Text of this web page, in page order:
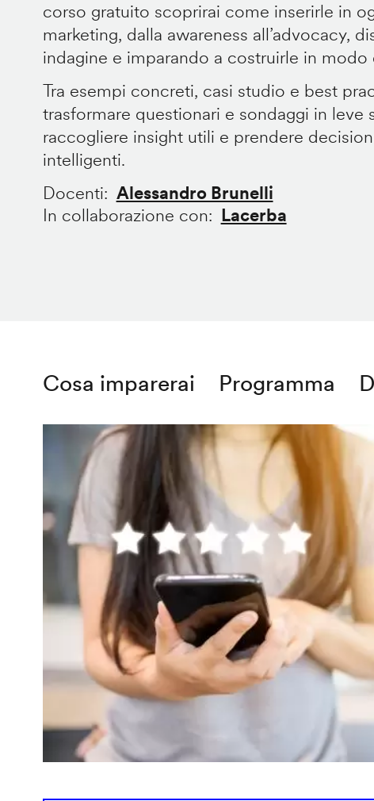
corso gratuito scoprirai come inserirle in
marketing, dalla awareness all’advocacy,
indagine e imparando a costruirle in modo
Tra esempi concreti, casi studio e best
trasformare questionari e sondaggi in leve
raccogliere insight utili e prendere
intelligenti.
Docenti
Alessandro Brunelli
In collaborazione con
Lacerba
Cosa imparerai Programma